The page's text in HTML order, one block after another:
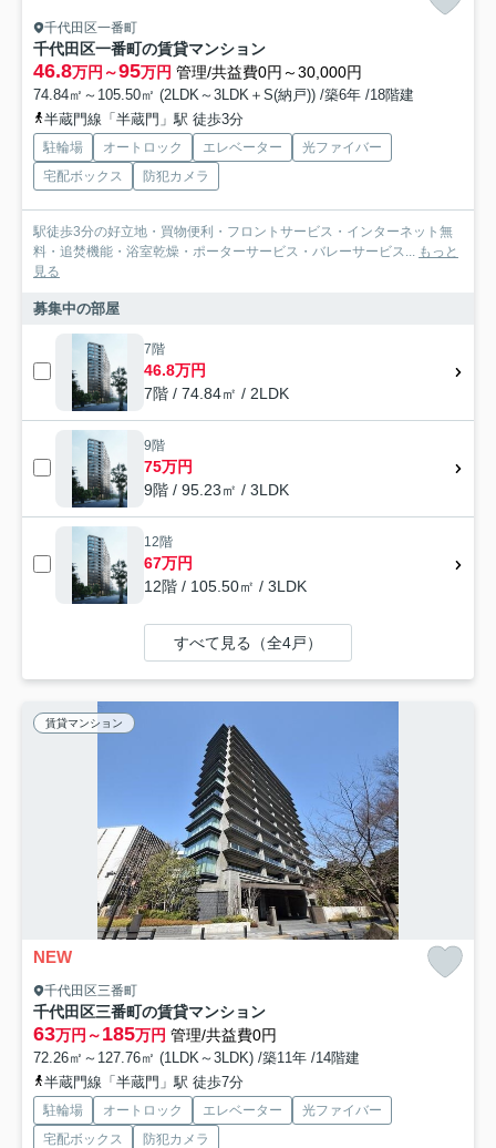
千代田区一番町
千代田区一番町の賃貸マンション
46.8万円～95万円 管理/共益費0円～30,000円
74.84㎡～105.50㎡ (2LDK～3LDK＋S(納戸)) /築6年 /18階建
半蔵門線「半蔵門」駅 徒歩3分
駐輪場 オートロック エレベーター
光ファイバー
宅配ボックス
防犯カメラ
駅徒歩3分の好立地・買物便利・フロントサービス・インターネット無
料・追焚機能・浴室乾燥・ポーターサービス・バレーサービス...
もっと
見る
募集中の部屋
7階
46.8万円
7階 / 74.84㎡ / 2LDK
9階
75万円
9階 / 95.23㎡ / 3LDK
12階
67万円
12階 / 105.50㎡ / 3LDK
すべて見る（全4戸）
賃貸マンション
NEW
千代田区三番町
千代田区三番町の賃貸マンション
63万円～185万円 管理/共益費0円
72.26㎡～127.76㎡ (1LDK～3LDK) /築11年 /14階建
半蔵門線「半蔵門」駅 徒歩7分
駐輪場 オートロック エレベーター
光ファイバー
宅配ボックス
防犯カメラ